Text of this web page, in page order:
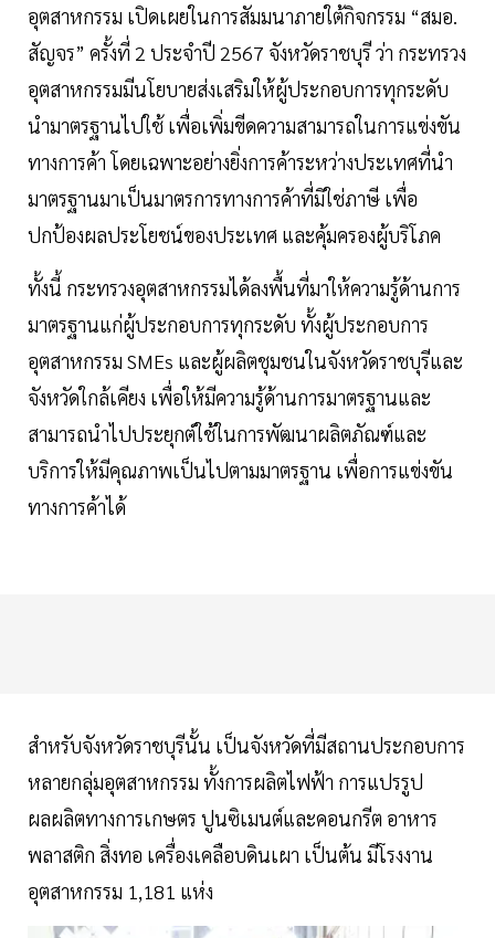
อุตสาหกรรม เปิดเผยในการสัมมนาภายใต้กิจกรรม “สมอ.
สัญจร” ครั้งที่ 2 ประจำปี 2567 จังหวัดราชบุรี ว่า กระทรวง
อุตสาหกรรมมีนโยบายส่งเสริมให้ผู้ประกอบการทุกระดับ
นำมาตรฐานไปใช้ เพื่อเพิ่มขีดความสามารถในการแข่งขัน
ทางการค้า โดยเฉพาะอย่างยิ่งการค้าระหว่างประเทศที่นำ
มาตรฐานมาเป็นมาตรการทางการค้าที่มิใช่ภาษี เพื่อ
ปกป้องผลประโยชน์ของประเทศ และคุ้มครองผู้บริโภค
ทั้งนี้ กระทรวงอุตสาหกรรมได้ลงพื้นที่มาให้ความรู้ด้านการ
มาตรฐานแก่ผู้ประกอบการทุกระดับ ทั้งผู้ประกอบการ
อุตสาหกรรม SMEs และผู้ผลิตชุมชนในจังหวัดราชบุรีและ
จังหวัดใกล้เคียง เพื่อให้มีความรู้ด้านการมาตรฐานและ
สามารถนำไปประยุกต์ใช้ในการพัฒนาผลิตภัณฑ์และ
บริการให้มีคุณภาพเป็นไปตามมาตรฐาน เพื่อการแข่งขัน
ทางการค้าได้
สำหรับจังหวัดราชบุรีนั้น เป็นจังหวัดที่มีสถานประกอบการ
หลายกลุ่มอุตสาหกรรม ทั้งการผลิตไฟฟ้า การแปรรูป
ผลผลิตทางการเกษตร ปูนซิเมนต์และคอนกรีต อาหาร
พลาสติก สิ่งทอ เครื่องเคลือบดินเผา เป็นต้น มีโรงงาน
อุตสาหกรรม 1,181 แห่ง